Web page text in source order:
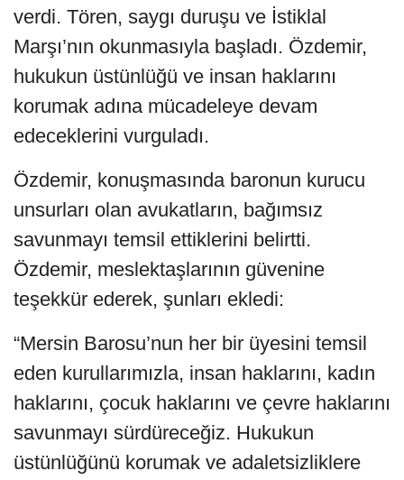
verdi. Tören, saygı duruşu ve İstiklal
Marşı’nın okunmasıyla başladı. Özdemir,
hukukun üstünlüğü ve insan haklarını
korumak adına mücadeleye devam
edeceklerini vurguladı.
Özdemir, konuşmasında baronun kurucu
unsurları olan avukatların, bağımsız
savunmayı temsil ettiklerini belirtti.
Özdemir, meslektaşlarının güvenine
teşekkür ederek, şunları ekledi:
“Mersin Barosu’nun her bir üyesini temsil
eden kurullarımızla, insan haklarını, kadın
haklarını, çocuk haklarını ve çevre haklarını
savunmayı sürdüreceğiz. Hukukun
üstünlüğünü korumak ve adaletsizliklere